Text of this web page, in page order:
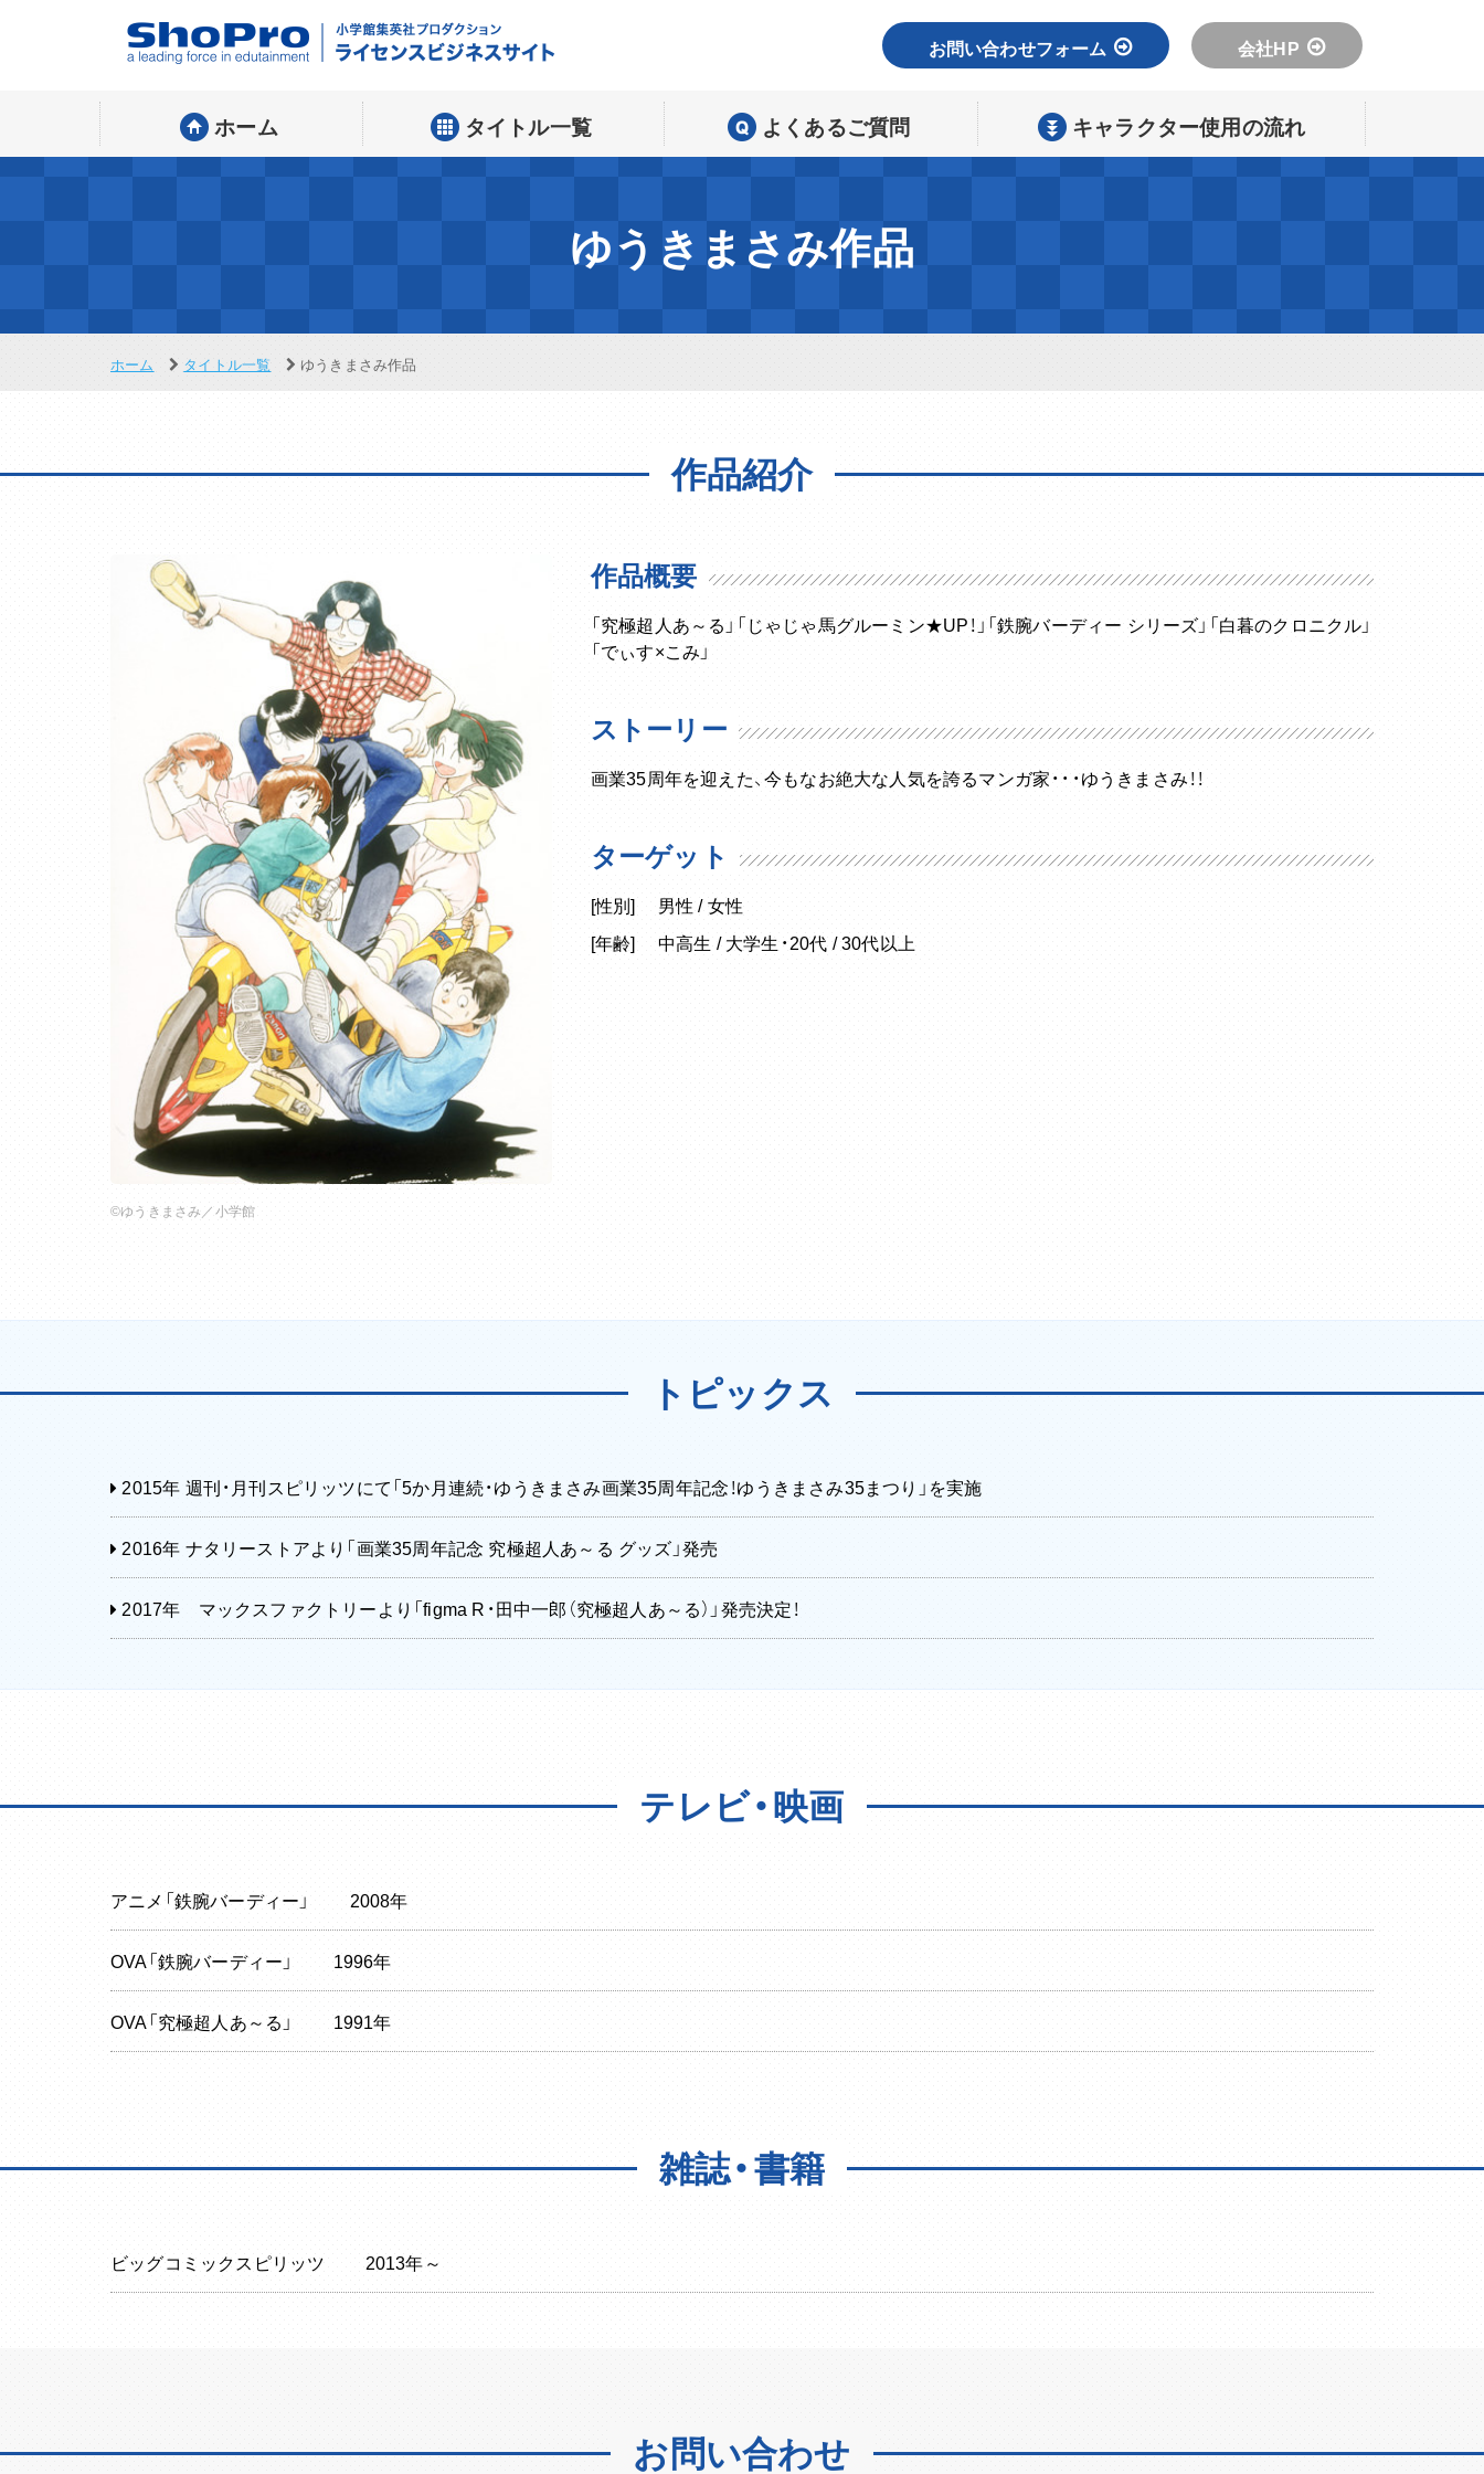
会社HP
お問い合わせフォーム
ホーム タイトル一覧 よくあるご質問 キャラクター使用の流れ
ゆうきまさみ作品
ホーム タイトル一覧 ゆうきまさみ作品
作品紹介
©ゆうきまさみ／小学館
作品概要
「究極超人あ～る」「じゃじゃ馬グルーミン★UP！」「鉄腕バーディー シリーズ」「白暮のクロニクル」
「でぃす×こみ」
ストーリー
画業35周年を迎えた、今もなお絶大な人気を誇るマンガ家・・・ゆうきまさみ！！
ターゲット
[性別]
男性 / 女性
[年齢]
中高生 / 大学生・20代 / 30代以上
トピックス
2015年 週刊・月刊スピリッツにて「5か月連続・ゆうきまさみ画業35周年記念！ゆうきまさみ35まつり」を実施
2016年 ナタリーストアより「画業35周年記念 究極超人あ～る グッズ」発売
2017年 マックスファクトリーより「figma R・田中一郎（究極超人あ～る）」発売決定！
テレビ・映画
アニメ「鉄腕バーディー」 2008年
OVA「鉄腕バーディー」 1996年
OVA「究極超人あ～る」 1991年
雑誌・書籍
ビッグコミックスピリッツ 2013年～
お問い合わせ